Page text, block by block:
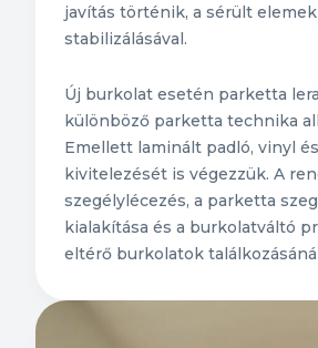
javítás történik, a sérült
stabilizálásával.
Új burkolat esetén parketta
különböző parketta technika
Emellett laminált padló, vinyl
kivitelezését is végezzük. A
szegélylécezés, a parketta
kialakítása és a burkolatváltó
eltérő burkolatok